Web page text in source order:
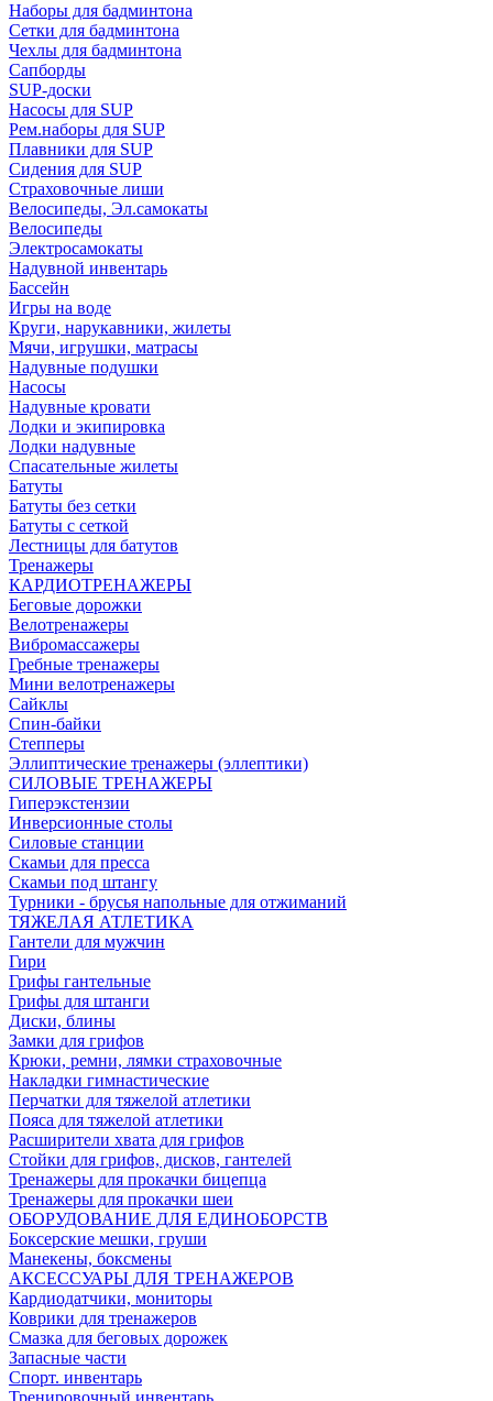
Наборы для бадминтона
Сетки для бадминтона
Чехлы для бадминтона
Сапборды
SUP-доски
Насосы для SUP
Рем.наборы для SUP
Плавники для SUP
Сидения для SUP
Страховочные лиши
Велосипеды, Эл.самокаты
Велосипеды
Электросамокаты
Надувной инвентарь
Бассейн
Игры на воде
Круги, нарукавники, жилеты
Мячи, игрушки, матрасы
Надувные подушки
Насосы
Надувные кровати
Лодки и экипировка
Лодки надувные
Спасательные жилеты
Батуты
Батуты без сетки
Батуты с сеткой
Лестницы для батутов
Тренажеры
КАРДИОТРЕНАЖЕРЫ
Беговые дорожки
Велотренажеры
Вибромассажеры
Гребные тренажеры
Мини велотренажеры
Сайклы
Спин-байки
Степперы
Эллиптические тренажеры (эллептики)
СИЛОВЫЕ ТРЕНАЖЕРЫ
Гиперэкстензии
Инверсионные столы
Силовые станции
Скамьи для пресса
Скамьи под штангу
Турники - брусья напольные для отжиманий
ТЯЖЕЛАЯ АТЛЕТИКА
Гантели для мужчин
Гири
Грифы гантельные
Грифы для штанги
Диски, блины
Замки для грифов
Крюки, ремни, лямки страховочные
Накладки гимнастические
Перчатки для тяжелой атлетики
Пояса для тяжелой атлетики
Расширители хвата для грифов
Стойки для грифов, дисков, гантелей
Тренажеры для прокачки бицепца
Тренажеры для прокачки шеи
ОБОРУДОВАНИЕ ДЛЯ ЕДИНОБОРСТВ
Боксерские мешки, груши
Манекены, боксмены
АКСЕССУАРЫ ДЛЯ ТРЕНАЖЕРОВ
Кардиодатчики, мониторы
Коврики для тренажеров
Смазка для беговых дорожек
Запасные части
Спорт. инвентарь
Тренировочный инвентарь